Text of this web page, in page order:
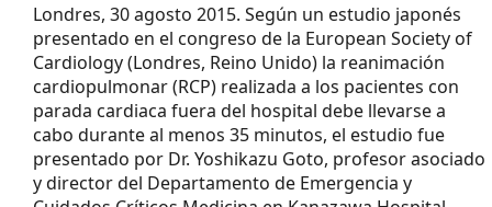
Londres, 30 agosto 2015. Según un estudio japonés
presentado en el congreso de la European Society of
Cardiology (Londres, Reino Unido) la reanimación
cardiopulmonar (RCP) realizada a los pacientes con
parada cardiaca fuera del hospital debe llevarse a
cabo durante al menos 35 minutos, el estudio fue
presentado por Dr. Yoshikazu Goto, profesor asociado
y director del Departamento de Emergencia y